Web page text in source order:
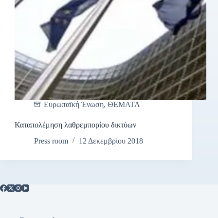
Ευρωπαϊκή Ένωση, ΘΕΜΑΤΑ
Καταπολέμηση λαθρεμπορίου δικτύων
Press room
12 Δεκεμβρίου 2018